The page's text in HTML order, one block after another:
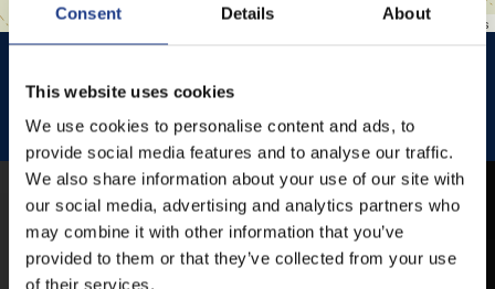
Consent Details About
This website uses cookies
We use cookies to personalise content and ads, to
provide social media features and to analyse our traffic.
We also share information about your use of our site with
our social media, advertising and analytics partners who
may combine it with other information that you’ve
provided to them or that they’ve collected from your use
of their services.
OpenStreetMapcontributors
JEZSUITA TEMPLOM JEZSUITA TEMPLOMKERT ESŐHELYSZÍNE
ROZÉ, RIZLING, JAZZ FESZTIVÁL
MOBIL APP